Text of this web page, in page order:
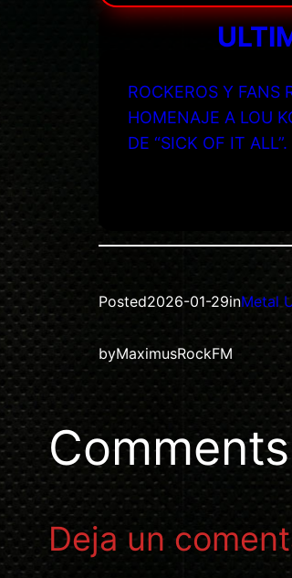
ROCKEROS Y FANS
HOMENAJE A LOU
DE “SICK OF IT ALL”.
Posted2026-01-29inMetal
byMaximusRockFM
Comments
Deja un